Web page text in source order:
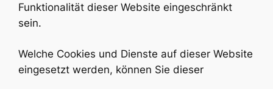
Funktionalität dieser Website eingeschränkt
sein.
Welche Cookies und Dienste auf dieser Website
eingesetzt werden, können Sie dieser